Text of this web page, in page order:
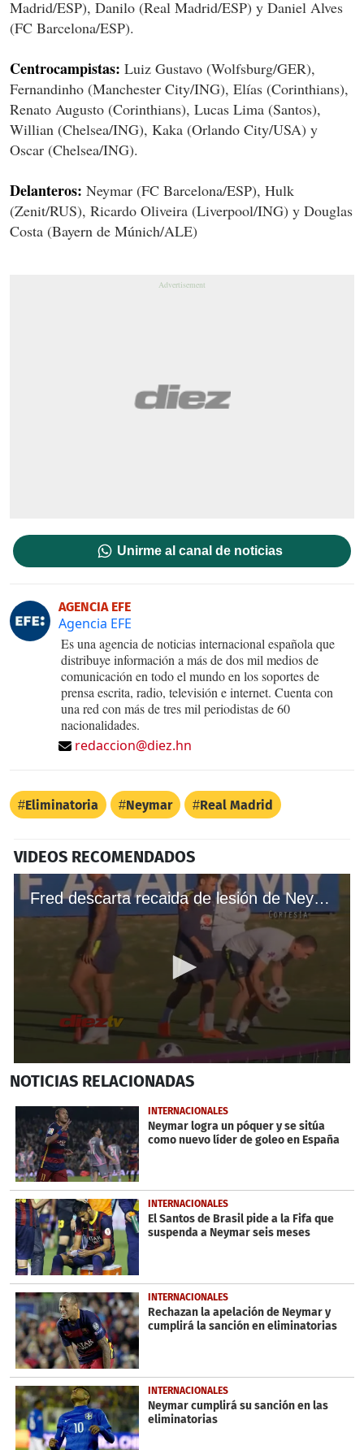
Madrid/ESP), Danilo (Real Madrid/ESP) y Daniel Alves
(FC Barcelona/ESP).
Centrocampistas: Luiz Gustavo (Wolfsburg/GER),
Fernandinho (Manchester City/ING), Elías (Corinthians),
Renato Augusto (Corinthians), Lucas Lima (Santos),
Willian (Chelsea/ING), Kaka (Orlando City/USA) y
Oscar (Chelsea/ING).
Delanteros: Neymar (FC Barcelona/ESP), Hulk
(Zenit/RUS), Ricardo Oliveira (Liverpool/ING) y Douglas
Costa (Bayern de Múnich/ALE)
Unirme al canal de noticias
AGENCIA EFE
Agencia EFE
Es una agencia de noticias internacional española que
distribuye información a más de dos mil medios de
comunicación en todo el mundo en los soportes de
prensa escrita, radio, televisión e internet. Cuenta con
una red con más de tres mil periodistas de 60
nacionalidades.
redaccion@diez.hn
Eliminatoria Neymar Real Madrid
VIDEOS RECOMENDADOS
Fred descarta recaida de lesión de Neymar con selección de Brasil
seconds
1
minute,
32
seconds
NOTICIAS RELACIONADAS
INTERNACIONALES
Neymar logra un póquer y se sitúa
como nuevo líder de goleo en España
INTERNACIONALES
El Santos de Brasil pide a la Fifa que
suspenda a Neymar seis meses
INTERNACIONALES
Rechazan la apelación de Neymar y
cumplirá la sanción en eliminatorias
INTERNACIONALES
Neymar cumplirá su sanción en las
eliminatorias